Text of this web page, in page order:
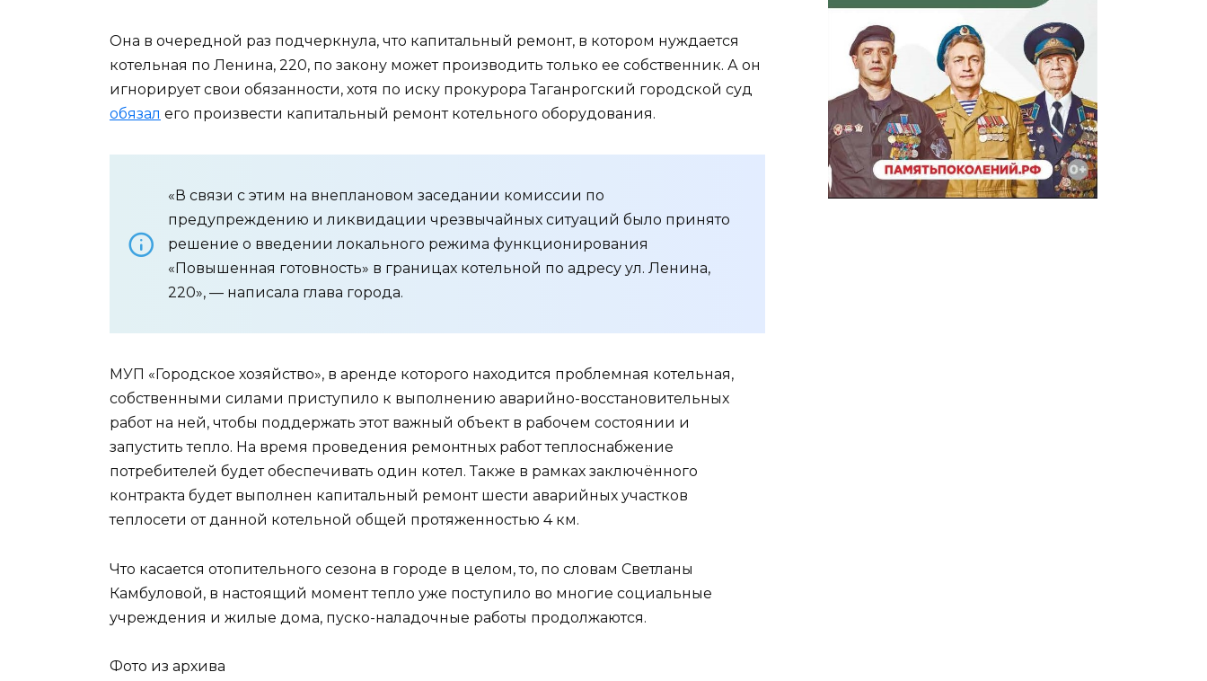
Она в очередной раз подчеркнула, что капитальный ремонт, в котором нуждается
котельная по Ленина, 220, по закону может производить только ее собственник. А он
игнорирует свои обязанности, хотя по иску прокурора Таганрогский городской суд
обязал его произвести капитальный ремонт котельного оборудования.
«В связи с этим на внеплановом заседании комиссии по
предупреждению и ликвидации чрезвычайных ситуаций было принято
решение о введении локального режима функционирования
«Повышенная готовность» в границах котельной по адресу ул. Ленина,
220», — написала глава города.
МУП «Городское хозяйство», в аренде которого находится проблемная котельная,
собственными силами приступило к выполнению аварийно-восстановительных
работ на ней, чтобы поддержать этот важный объект в рабочем состоянии и
запустить тепло. На время проведения ремонтных работ теплоснабжение
потребителей будет обеспечивать один котел. Также в рамках заключённого
контракта будет выполнен капитальный ремонт шести аварийных участков
теплосети от данной котельной общей протяженностью 4 км.
Что касается отопительного сезона в городе в целом, то, по словам Светланы
Камбуловой, в настоящий момент тепло уже поступило во многие социальные
учреждения и жилые дома, пуско-наладочные работы продолжаются.
Фото из архива